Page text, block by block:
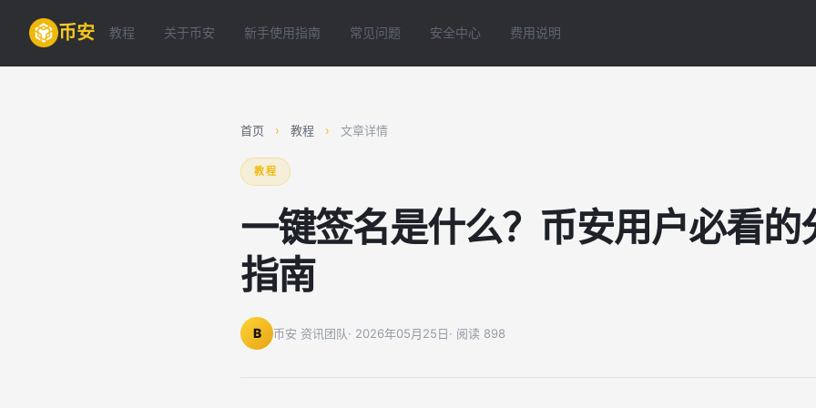
币安 教程 关于币安 新手使用指南 常见问题 安全中心 费用说明
首页 › 教程 › 文章详情
教程
一键签名是什么？币安用户必看的
指南
B 币安 资讯团队· 2026年05月25日· 阅读 898